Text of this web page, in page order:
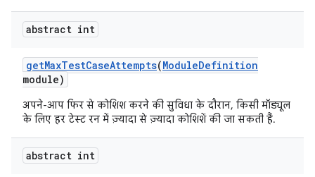
abstract int
getMaxTestCaseAttempts(ModuleDefinition
module)
अपने-आप फिर से कोशिश करने की सुविधा के दौरान, किसी मॉड्यूल
के लिए हर टेस्ट रन में ज़्यादा से ज़्यादा कोशिशें की जा सकती हैं.
abstract int